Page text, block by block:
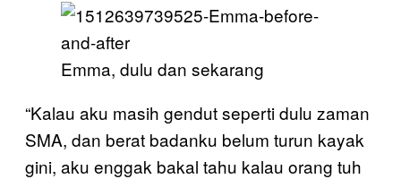
Emma, dulu dan sekarang
“Kalau aku masih gendut seperti dulu zaman
SMA, dan berat badanku belum turun kayak
gini, aku enggak bakal tahu kalau orang tuh